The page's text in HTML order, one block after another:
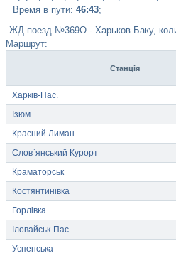
Время в пути: 46:43;
ЖД поезд №369О - Харьков Баку,
Маршрут:
Станція
Харків-Пас.
Ізюм
Красний Лиман
Слов`янський Курорт
Краматорськ
Костянтинівка
Горлівка
Іловайськ-Пас.
Успенська